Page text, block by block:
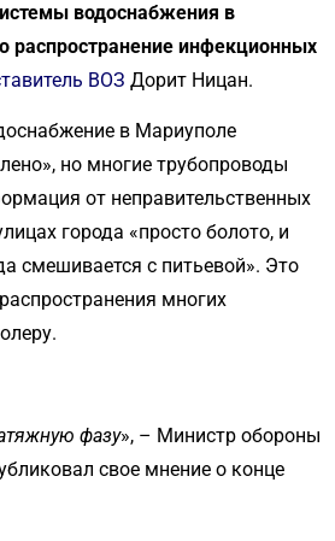
водоснабжения в
распространение инфекционных
ВОЗ Дорит Ницан.
в Мариуполе
но многие трубопроводы
от неправительственных
города «просто болото, и
смешивается с питьевой». Это
многих
фазу», – Министр обороны
свое мнение о конце